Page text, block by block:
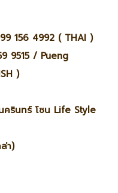
156 4992 ( THAI )
9515 / Pueng
)
รินทร์ โซน Life Style
า)